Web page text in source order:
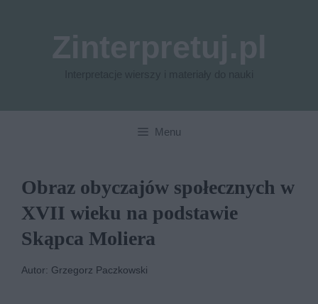
Menu
Obraz obyczajów społecznych w
XVII wieku na podstawie
Skąpca Moliera
Autor: Grzegorz Paczkowski